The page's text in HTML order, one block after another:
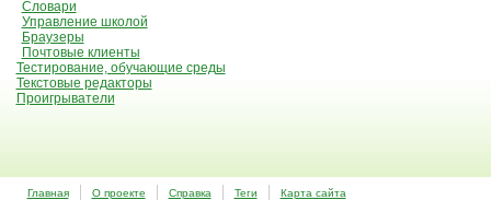
Словари
Управление школой
Браузеры
Почтовые клиенты
Тестирование, обучающие среды
Текстовые редакторы
Проигрыватели
Главная О проекте Справка Теги Карта сайта